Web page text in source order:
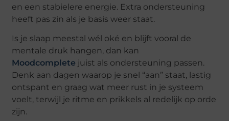
en een stabielere energie. Extra ondersteuning
heeft pas zin als je basis weer staat.
Is je slaap meestal wél oké en blijft vooral de
mentale druk hangen, dan kan
Moodcomplete juist als ondersteuning passen.
Denk aan dagen waarop je snel “aan” staat, lastig
ontspant en graag wat meer rust in je systeem
voelt, terwijl je ritme en prikkels al redelijk op orde
zijn.